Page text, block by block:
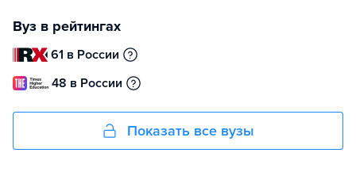
Вуз в рейтингах
61 в России
48 в России
Показать все вузы